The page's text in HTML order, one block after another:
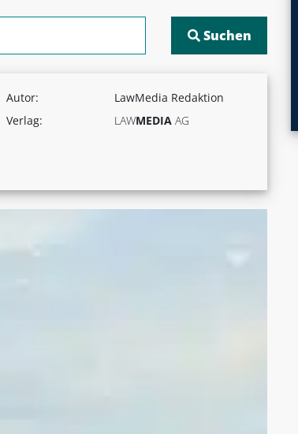
Autor:
LawMedia Redaktion
Verlag:
LAWMEDIA AG